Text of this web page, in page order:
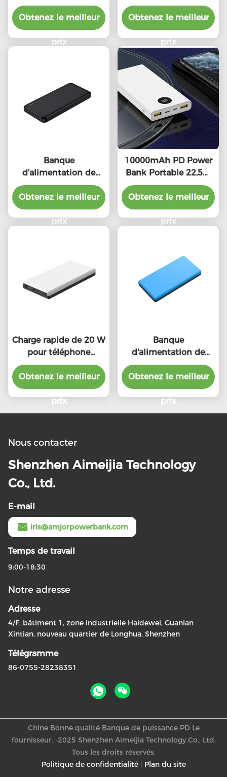
plastique PD avec
indicateur LED Charge
rapide universelle
Obtenez le meilleur
prix
PD Protection contre
la surcharge
20000mAh Banque
d'alimentation pour
smartphones
Obtenez le meilleur
prix
Banque
d'alimentation de
recharge rapide
portable 10000mah
20w 22,5w Appareil
compact
Obtenez le meilleur
prix
10000mAh PD Power
Bank Portable 22,5W
PD Batterie Pack Offre
promotionnelle
Obtenez le meilleur
prix
Charge rapide de 20 W
pour téléphone
portable Chargeur de
batterie de 10000
mAh Multi couleur
Obtenez le meilleur
prix
Banque
d'alimentation de
sécurité PD20W 22,5W
Chargeur portable à
recharge rapide
Obtenez le meilleur
prix
Nous contacter
Shenzhen Aimeijia Technology
Co., Ltd.
E-mail
iris@amjorpowerbank.com
Temps de travail
9:00-18:30
Notre adresse
Adresse
4/F, bâtiment 1, zone industrielle Haidewei, Guanlan
Xintian, nouveau quartier de Longhua, Shenzhen
Télégramme
86-0755-28238351
Politique de confidentialité| Plan du site
Chine Bonne qualité Banque de puissance PD Le
fournisseur. -2025 Shenzhen Aimeijia Technology Co., Ltd.
Tous les droits réservés.